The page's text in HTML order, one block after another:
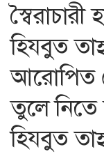
হিযবুত
আরোপিত
তুলে নিতে
হিযবুত